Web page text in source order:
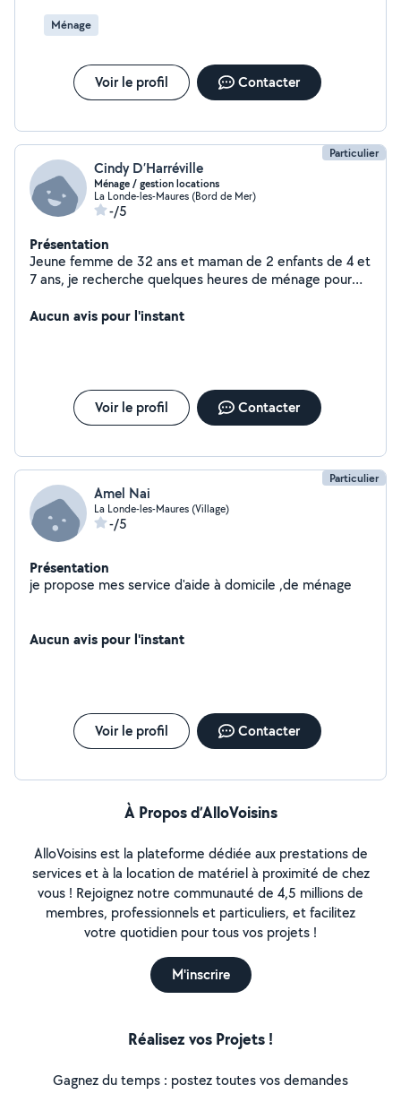
Ménage
Voir le profil Contacter
Particulier
Cindy D’Harréville
Ménage / gestion locations
La Londe-les-Maures (Bord de Mer)
-/5
Présentation
Jeune femme de 32 ans et maman de 2 enfants de 4 et
7 ans, je recherche quelques heures de ménage pour
locations saisonnières (annonces, échanges avec les
Aucun avis pour l'instant
Voir le profil Contacter
Particulier
Amel Nai
La Londe-les-Maures (Village)
-/5
Présentation
je propose mes service d'aide à domicile ,de ménage
Aucun avis pour l'instant
Voir le profil Contacter
À Propos d’AlloVoisins
AlloVoisins est la plateforme dédiée aux prestations de
services et à la location de matériel à proximité de chez
vous ! Rejoignez notre communauté de 4,5 millions de
membres, professionnels et particuliers, et facilitez
votre quotidien pour tous vos projets !
M'inscrire
Réalisez vos Projets !
Gagnez du temps : postez toutes vos demandes